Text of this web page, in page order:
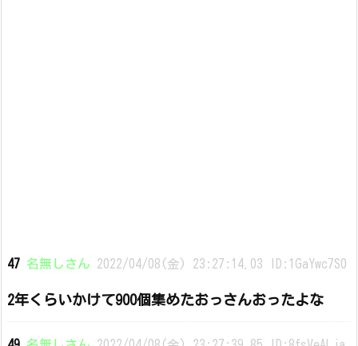
47 名無しさん 2022/04/08(金) 23:27:14.03 ID:1GaYwc7S0
2年くらいかけて900個集めたおっさんおったよな